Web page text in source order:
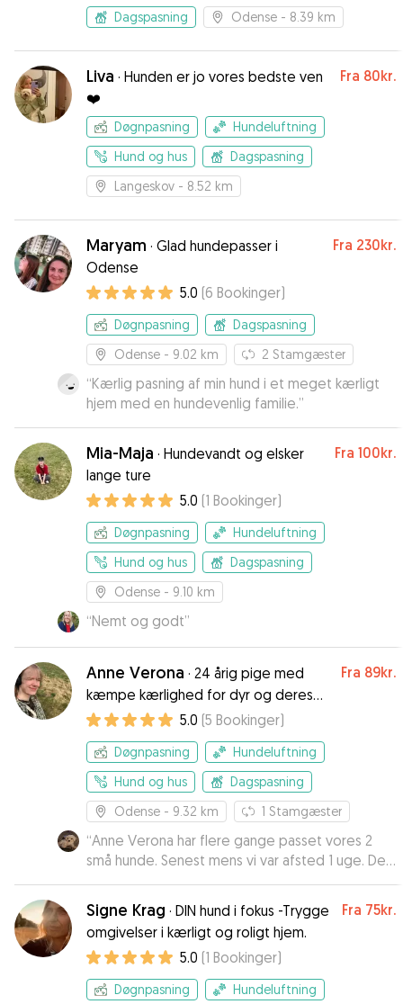
such great care of Luna!”
Dagspasning
Odense - 8.39 km
Liva · Hunden er jo vores bedste ven
❤️
Fra 80kr.
Døgnpasning
Hundeluftning
Hund og hus
Dagspasning
Langeskov - 8.52 km
Maryam · Glad hundepasser i
Odense
Fra 230kr.
5.0 (6 Bookinger)
Døgnpasning
Dagspasning
Odense - 9.02 km 2 Stamgæster
“Kærlig pasning af min hund i et meget kærligt
hjem med en hundevenlig familie.”
Mia-Maja · Hundevandt og elsker
lange ture
Fra 100kr.
5.0 (1 Bookinger)
Døgnpasning
Hundeluftning
Hund og hus
Dagspasning
Odense - 9.10 km
“Nemt og godt”
Anne Verona · 24 årig pige med
kæmpe kærlighed for dyr og deres
velfærd i Odense
Fra 89kr.
5.0 (5 Bookinger)
Døgnpasning
Hundeluftning
Hund og hus
Dagspasning
Odense - 9.32 km 1 Stamgæster
“Anne Verona har flere gange passet vores 2
små hunde. Senest mens vi var afsted 1 uge. De
har haft det super godt, og fået den pleje,
omsorg og tryghed de hver især behøvede. Vi
har følt os trygge ved at overlade både dyr og
hjem til hende, og har fået løbende billeder og
beskeder om hvordan det er gået. Vi kan kun
anbefale Anne som hundepasser i både kortere
og længere tid!”
Signe Krag · DIN hund i fokus -Trygge
omgivelser i kærligt og roligt hjem.
Fra 75kr.
5.0 (1 Bookinger)
Døgnpasning Hundeluftning